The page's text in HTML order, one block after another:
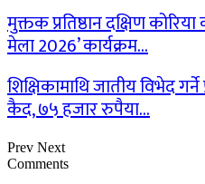
मुक्तक प्रतिष्ठान दक्षिण
मेला 2026’ कार्यक्रम…
शिक्षिकामाथि जातीय विभेद
कैद, ७५ हजार रुपैया…
Prev Next
Comments